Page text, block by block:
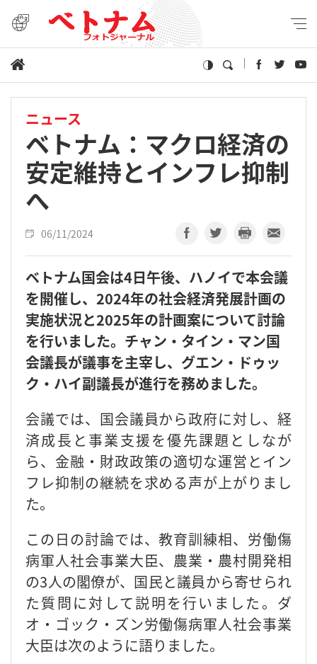
ニュース
ベトナム：マクロ経済の
安定維持とインフレ抑制
へ
06/11/2024
ベトナム国会は4日午後、ハノイで本会議
を開催し、2024年の社会経済発展計画の
実施状況と2025年の計画案について討論
を行いました。チャン・タイン・マン国
会議長が議事を主宰し、グエン・ドゥッ
ク・ハイ副議長が進行を務めました。
会議では、国会議員から政府に対し、経
済成長と事業支援を優先課題としなが
ら、金融・財政政策の適切な運営とイン
フレ抑制の継続を求める声が上がりまし
た。
この日の討論では、教育訓練相、労働傷
病軍人社会事業大臣、農業・農村開発相
の3人の閣僚が、国民と議員から寄せられ
た質問に対して説明を行いました。ダ
オ・ゴック・ズン労働傷病軍人社会事業
大臣は次のように語りました。